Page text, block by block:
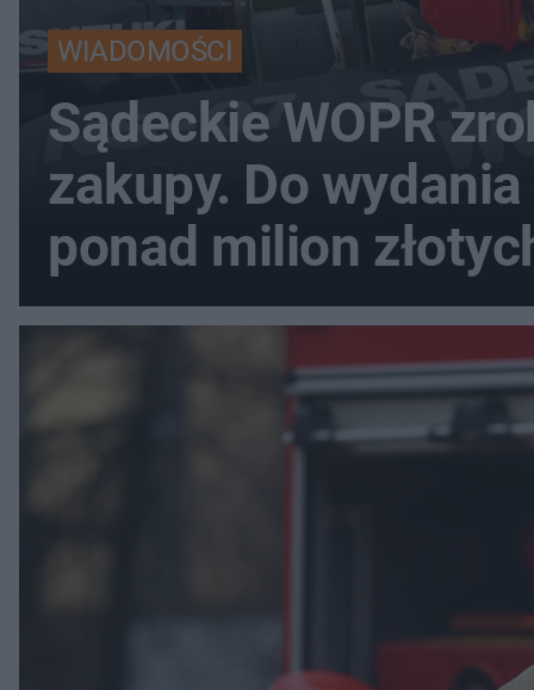
WIADOMOŚCI
Sądeckie WOPR
zakupy. Do
ponad milion